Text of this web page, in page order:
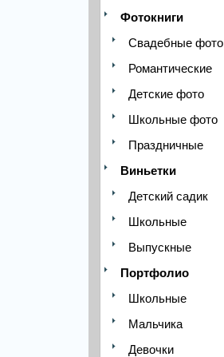
Фотокниги
Свадебные фото
Романтические
Детские фото
Школьные фото
Праздничные
Виньетки
Детский садик
Школьные
Выпускные
Портфолио
Школьные
Мальчика
Девочки